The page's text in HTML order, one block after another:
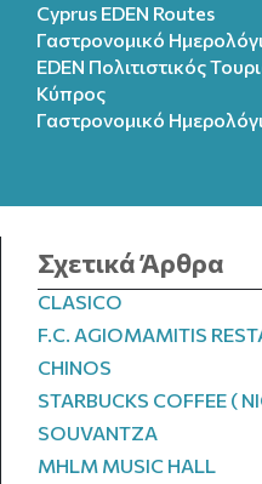
Cyprus EDEN Routes
Γαστρονομικό
EDEN Πολιτιστικός
Κύπρος
Γαστρονομικό
Σχετικά Άρθρα
CLASICO
F.C. AGIOMAMITIS
CHINOS
STARBUCKS COFFEE (
SOUVANTZA
MHLM MUSIC HALL